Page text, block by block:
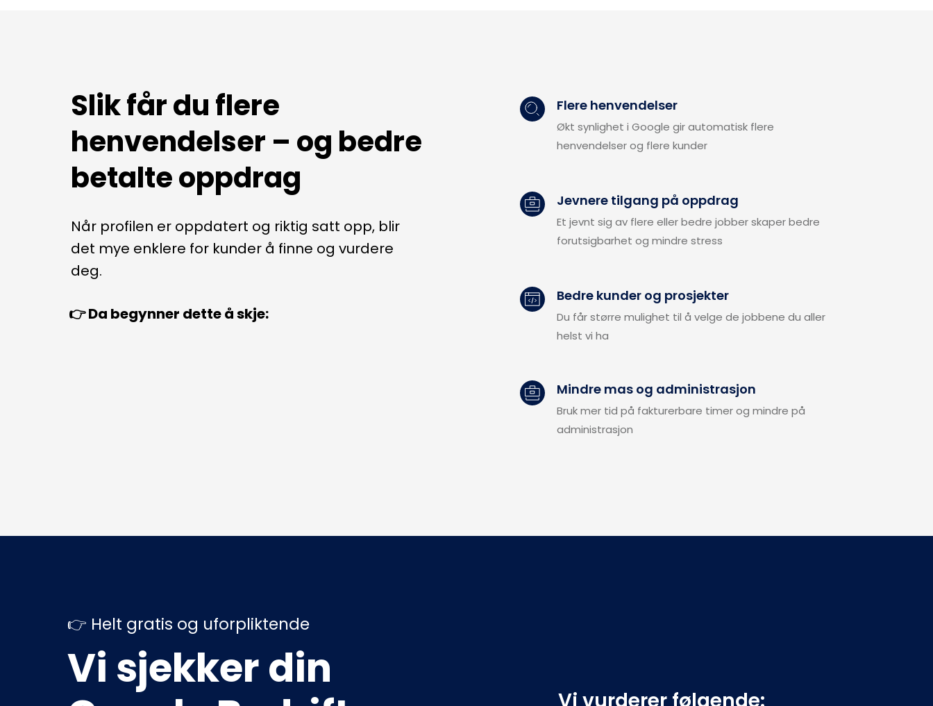
Slik får du flere
henvendelser – og bedre
betalte oppdrag
Når profilen er oppdatert og riktig satt opp, blir
det mye enklere for kunder å finne og vurdere
deg.
👉 Da begynner dette å skje:
Flere henvendelser
Økt synlighet i Google gir automatisk flere
henvendelser og flere kunder
Jevnere tilgang på oppdrag
Et jevnt sig av flere eller bedre jobber skaper bedre
forutsigbarhet og mindre stress
Bedre kunder og prosjekter
Du får større mulighet til å velge de jobbene du aller
helst vi ha
Mindre mas og administrasjon
Bruk mer tid på fakturerbare timer og mindre på
administrasjon
👉 Helt gratis og uforpliktende
Vi sjekker din